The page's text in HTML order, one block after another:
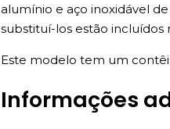
alumínio e aço inoxidável
substituí-los estão
Este modelo tem um
Informações